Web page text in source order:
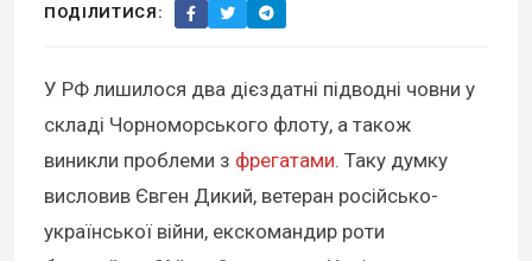
ПОДІЛИТИСЯ:
У РФ лишилося два дієздатні підводні човни у
складі Чорноморського флоту, а також
виникли проблеми з фрегатами. Таку думку
висловив Євген Дикий, ветеран російсько-
української війни, екскомандир роти